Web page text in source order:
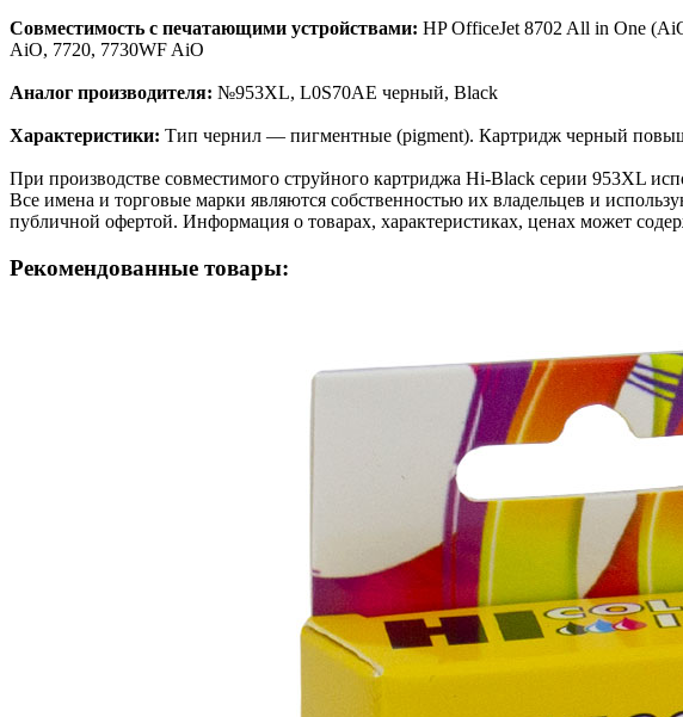
Совместимость с печатающими устройствами: HP OfficeJet 8702 All in One
AiO, 7720, 7730WF AiO
Аналог производителя: №953XL, L0S70AE черный, Black
Характеристики: Тип чернил — пигментные (pigment). Картридж черный
При производстве совместимого струйного картриджа Hi-Black серии 953XL
Все имена и торговые марки являются собственностью их владельцев и
публичной офертой. Информация о товарах, характеристиках, ценах может
Рекомендованные товары: